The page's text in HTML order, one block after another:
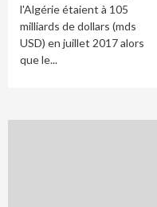
l'Algérie étaient à 105
milliards de dollars (mds
USD) en juillet 2017 alors
que le...